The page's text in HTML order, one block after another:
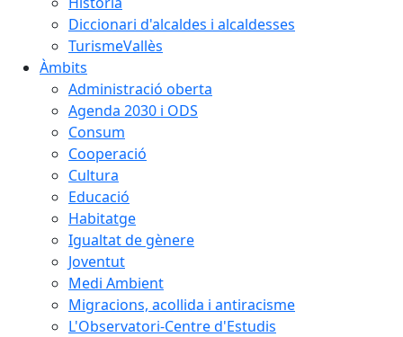
Diccionari d'alcaldes i alcaldesses
TurismeVallès
Àmbits
Administració oberta
Agenda 2030 i ODS
Consum
Cooperació
Cultura
Educació
Habitatge
Igualtat de gènere
Joventut
Medi Ambient
Migracions, acollida i antiracisme
L'Observatori-Centre d'Estudis